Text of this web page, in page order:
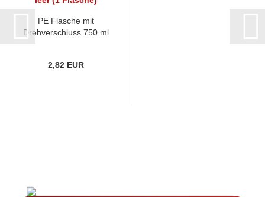
PE Flasche mit
Drehverschluss 750 ml
2,82 EUR